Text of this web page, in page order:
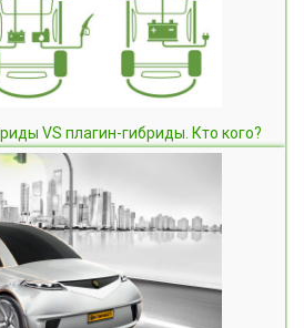
VS плагин-гибриды. Кто кого?